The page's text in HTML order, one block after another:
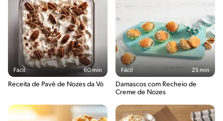
Fácil 60 min
Receita de Pavê de Nozes da Vó
Fácil 25 min
Damascos com Recheio de
Creme de Nozes